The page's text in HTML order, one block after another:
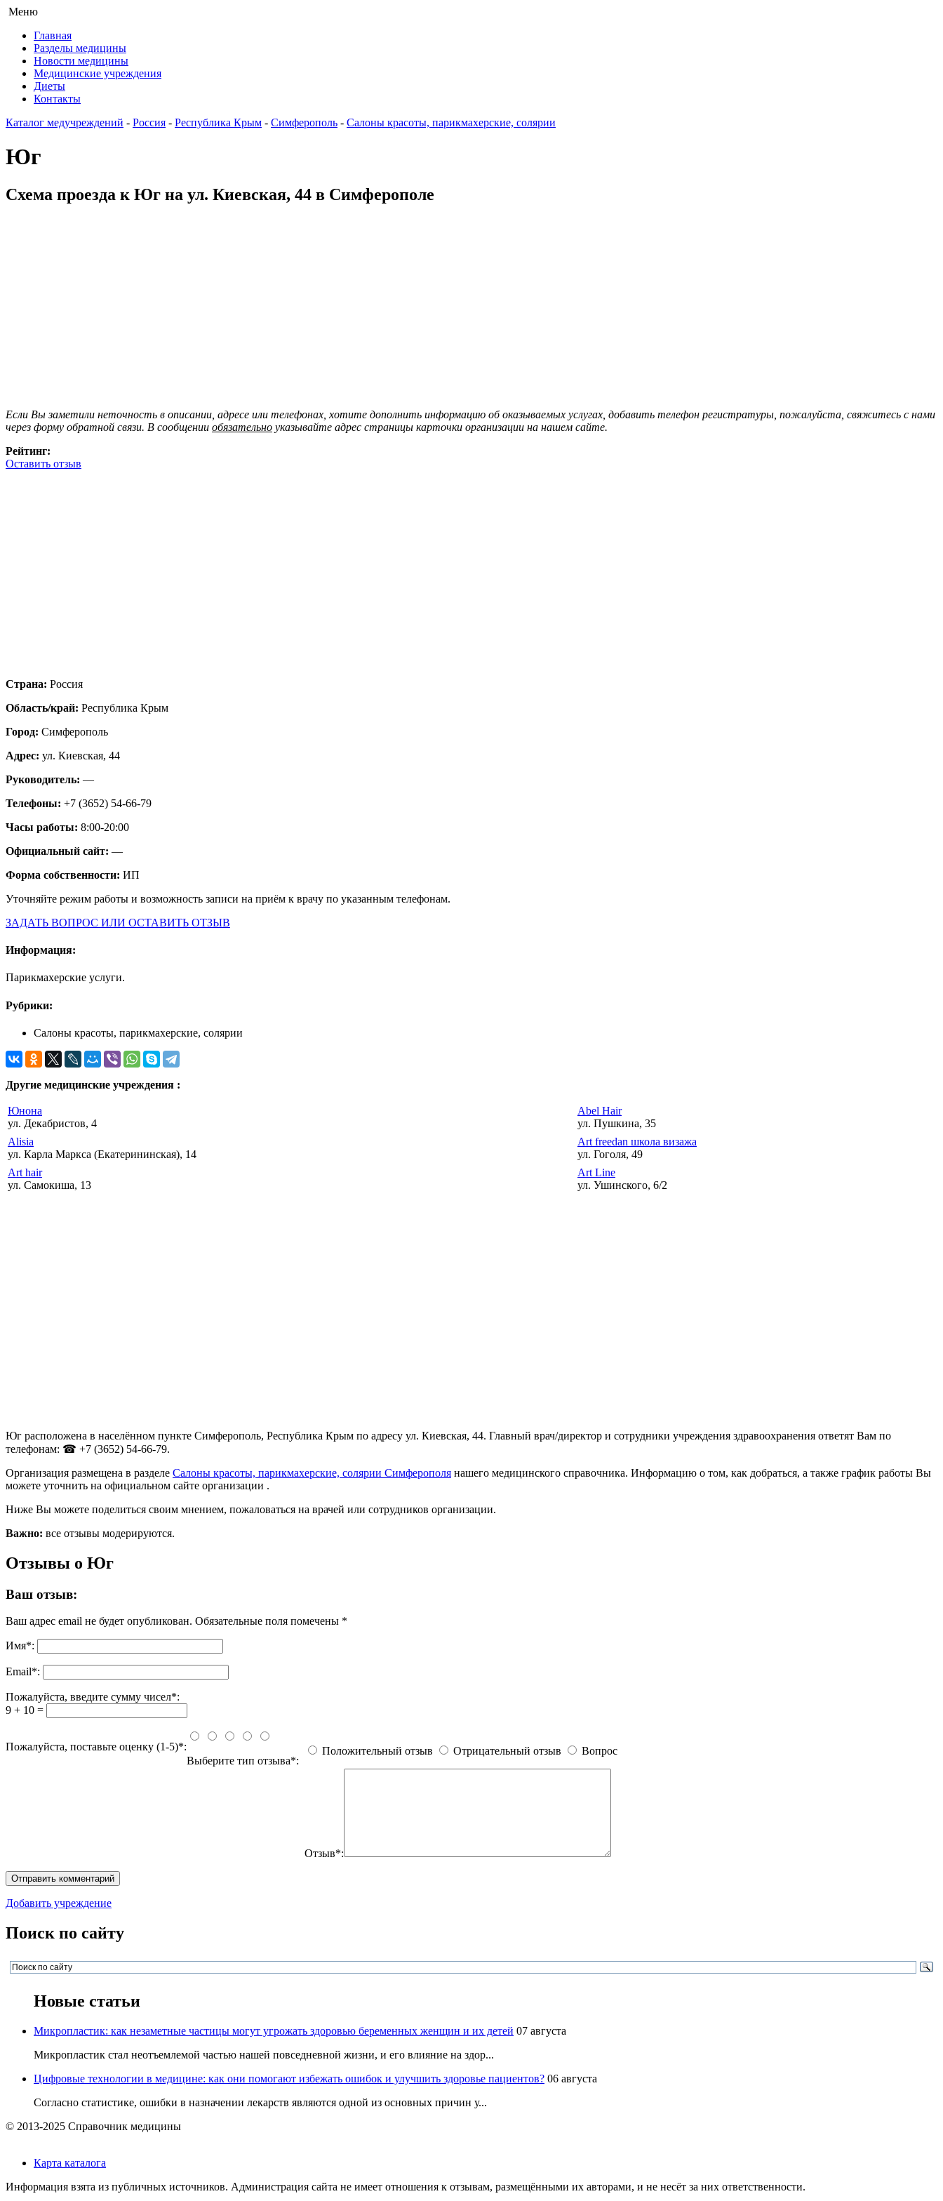
Меню
Главная
Разделы медицины
Новости медицины
Медицинские учреждения
Диеты
Контакты
Каталог медучреждений - Россия - Республика Крым - Симферополь - Салоны красоты, парикмахерские, солярии
Юг
Схема проезда к Юг на ул. Киевская, 44 в Симферополе
Если Вы заметили неточность в описании, адресе или телефонах, хотите дополнить информацию об оказываемых услугах, добавить телефон регистратуры, пожалуйста, свяжитесь с нами
через форму обратной связи. В сообщении обязательно указывайте адрес страницы карточки организации на нашем сайте.
Рейтинг:
Оставить отзыв
Страна: Россия
Область/край: Республика Крым
Город: Симферополь
Адрес: ул. Киевская, 44
Руководитель: —
Телефоны: +7 (3652) 54-66-79
Часы работы: 8:00-20:00
Официальный сайт: —
Форма собственности: ИП
Уточняйте режим работы и возможность записи на приём к врачу по указанным телефонам.
ЗАДАТЬ ВОПРОС ИЛИ ОСТАВИТЬ ОТЗЫВ
Информация:
Парикмахерские услуги.
Рубрики:
Салоны красоты, парикмахерские, солярии
Другие медицинские учреждения :
Юнона
ул. Декабристов, 4
Abel Hair
ул. Пушкина, 35
Alisia
ул. Карла Маркса (Екатерининская), 14
Art freedan школа визажа
ул. Гоголя, 49
Art hair
ул. Самокиша, 13
Art Line
ул. Ушинского, 6/2
Юг расположена в населённом пункте Симферополь, Республика Крым по адресу ул. Киевская, 44. Главный врач/директор и сотрудники учреждения здравоохранения ответят Вам по
телефонам: ☎ +7 (3652) 54-66-79.
Организация размещена в разделе Салоны красоты, парикмахерские, солярии Симферополя нашего медицинского справочника. Информацию о том, как добраться, а также график работы Вы
можете уточнить на официальном сайте организации .
Ниже Вы можете поделиться своим мнением, пожаловаться на врачей или сотрудников организации.
Важно: все отзывы модерируются.
Отзывы о Юг
Ваш отзыв:
Ваш адрес email не будет опубликован. Обязательные поля помечены *
Имя*:
Email*:
Пожалуйста, введите сумму чисел*:
9 + 10 =
Пожалуйста, поставьте оценку (1-5)*:
Выберите тип отзыва*:
Положительный отзыв Отрицательный отзыв Вопрос
Отзыв*:
Добавить учреждение
Поиск по сайту
Новые статьи
Микропластик: как незаметные частицы могут угрожать здоровью беременных женщин и их детей 07 августа
Микропластик стал неотъемлемой частью нашей повседневной жизни, и его влияние на здор...
Цифровые технологии в медицине: как они помогают избежать ошибок и улучшить здоровье пациентов? 06 августа
Согласно статистике, ошибки в назначении лекарств являются одной из основных причин у...
© 2013-2025 Справочник медицины
Карта каталога
Информация взята из публичных источников. Администрация сайта не имеет отношения к отзывам, размещёнными их авторами, и не несёт за них ответственности.